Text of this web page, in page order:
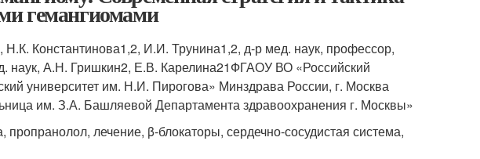
гемангиомами
Н.К. Константинова1,2, И.И. Трунина1,2, д-р мед. наук, профессор,
наук, А.Н. Гришкин2, Е.В. Карелина21ФГАОУ ВО «Российский
университет им. Н.И. Пирогова» Минздрава России, г. Москва
им. З.А. Башляевой Департамента здравоохранения г. Москвы»
лечение, β-блокаторы, сердечно-сосудистая система,